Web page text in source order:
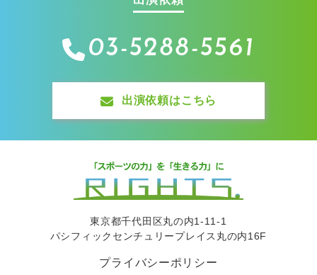
03-5288-5561
出演依頼はこちら
東京都千代田区丸の内1-11-1
パシフィックセンチュリープレイス丸の内16F
プライバシーポリシー